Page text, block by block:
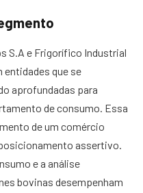
S.A e Frigorífico Industrial
entidades que se
aprofundadas para
de consumo. Essa
de um comércio
assertivo.
e a análise
bovinas desempenham